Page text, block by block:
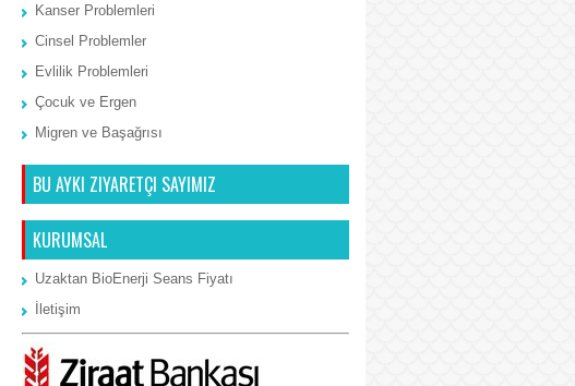
Kanser Problemleri
Cinsel Problemler
Evlilik Problemleri
Çocuk ve Ergen
Migren ve Başağrısı
BU AYKI ZIYARETÇI SAYIMIZ
KURUMSAL
Uzaktan BioEnerji Seans Fiyatı
İletişim